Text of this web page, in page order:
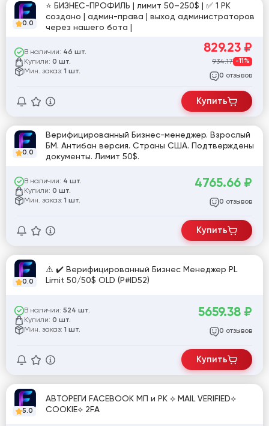
0.0
⭐️ БИЗНЕС-ПРОФИЛЬ | лимит 50–250$ | ✅ 1 РК
создано | админ-права | выход администраторов
через нашего бота |
В наличии: 46 шт.
Купили: 0 шт.
Мин. заказ: 1 шт.
829.23 ₽
934.17 -11%
0 отзывов
Купить
0.0
Верифицированный Бизнес-менеджер. Взрослый
БМ. Антибан версия. Страны США. Подтверждены
документы. Лимит 50$.
В наличии: 4 шт.
Купили: 0 шт.
Мин. заказ: 1 шт.
4765.66 ₽
0 отзывов
Купить
0.0
⚠️ ✔️ Верифицированный Бизнес Менеджер PL
Limit 50/50$ OLD (P#ID52)
В наличии: 524 шт.
Купили: 0 шт.
Мин. заказ: 1 шт.
5659.38 ₽
0 отзывов
Купить
5.0
АВТОРЕГИ FACEBOOK МП и РК ⟡ MAIL VERIFIED⟡
COOKIE⟡ 2FA